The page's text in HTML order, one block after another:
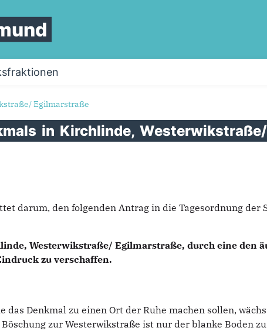
Egilmarstraße
in Kirchlinde, Westerwikstraße/
darum, den folgenden Antrag in die Tagesordnung der
Westerwikstraße/ Egilmarstraße, durch eine den
zu verschaffen.
Denkmal zu einen Ort der Ruhe machen sollen,
zur Westerwikstraße ist nur der blanke Boden